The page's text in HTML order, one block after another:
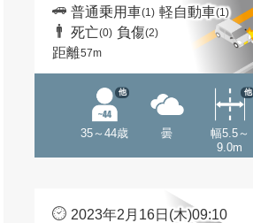
普通乗用車(1) 軽自動車(1)
死亡(0) 負傷(2)
距離57m
35～44歳
他
曇
幅5.5～
9.0m
他
2023年2月16日(木)09:10